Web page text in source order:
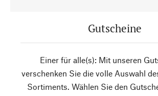
Gutscheine
Einer für alle(s): Mit unseren
verschenken Sie die volle Auswahl
Sortiments. Wählen Sie den